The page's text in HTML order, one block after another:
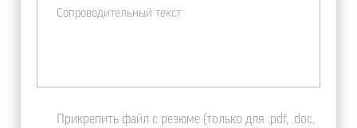
Прикрепить файл с резюме (только для .pdf, .doc,